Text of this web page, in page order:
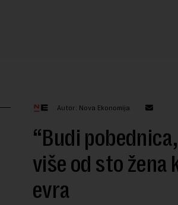
Autor: Nova Ekonomija
“Budi
više od sto žena
evra